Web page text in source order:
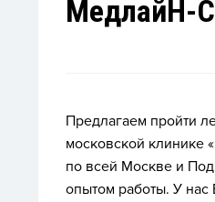
МедлайН-
Предлагаем пройти
московской клинике
по всей Москве и
опытом работы. У нас